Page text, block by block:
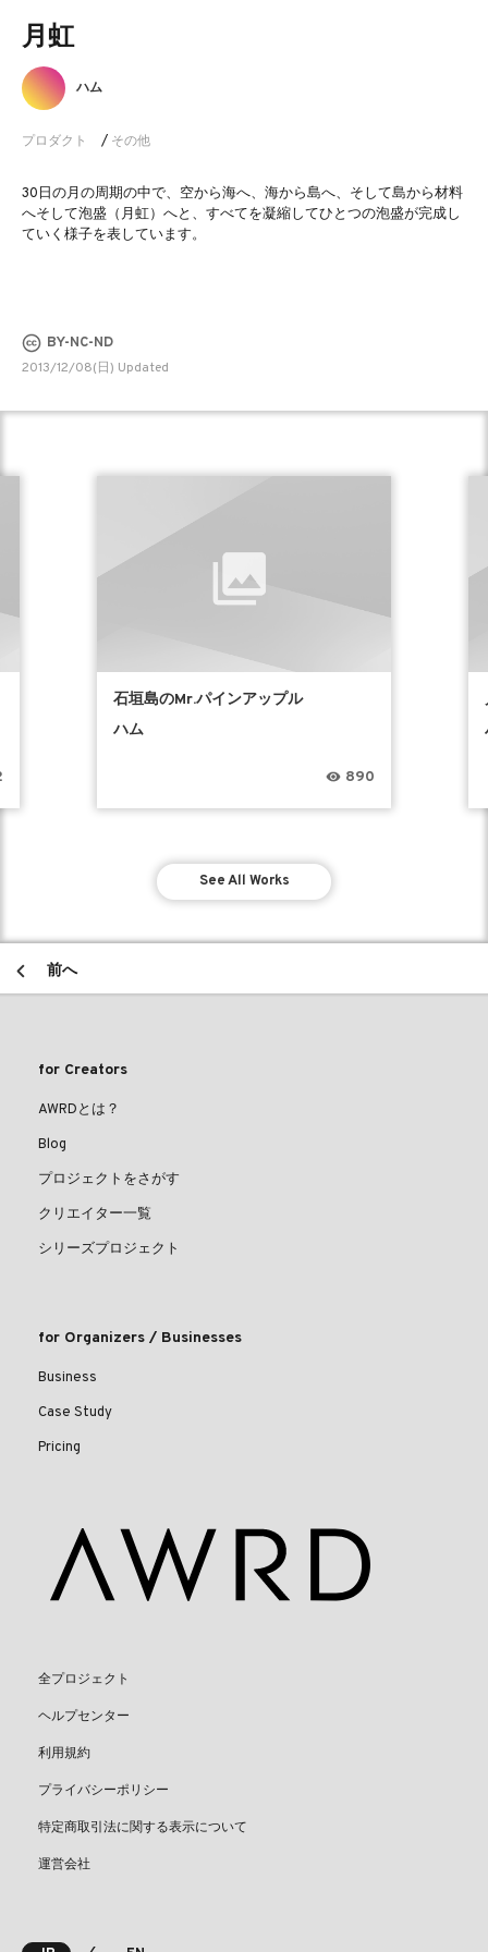
月虹
プロダクト / その他
ハム
30日の月の周期の中で、空から海へ、海から島へ、そして島から材料
へそして泡盛（月虹）へと、すべてを凝縮してひとつの泡盛が完成し
ていく様子を表しています。
BY-NC-ND
2013/12/08(日) Updated
石垣島のMr.パインアップル
ハム
890
See All Works
前へ
for Creators
AWRDとは？
Blog
プロジェクトをさがす
クリエイター一覧
シリーズプロジェクト
for Organizers / Businesses
Business
Case Study
Pricing
全プロジェクト
ヘルプセンター
利用規約
プライバシーポリシー
特定商取引法に関する表示について
運営会社